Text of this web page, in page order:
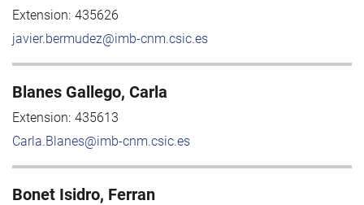
Extension: 435626
javier.bermudez@imb-cnm.csic.es
Blanes Gallego, Carla
Extension: 435613
Carla.Blanes@imb-cnm.csic.es
Bonet Isidro, Ferran